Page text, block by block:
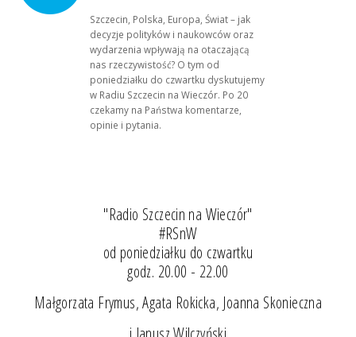
Szczecin, Polska, Europa, Świat – jak
decyzje polityków i naukowców oraz
wydarzenia wpływają na otaczającą
nas rzeczywistość? O tym od
poniedziałku do czwartku dyskutujemy
w Radiu Szczecin na Wieczór. Po 20
czekamy na Państwa komentarze,
opinie i pytania.
"Radio Szczecin na Wieczór"
#RSnW
od poniedziałku do czwartku
godz. 20.00 - 22.00
Małgorzata Frymus, Agata Rokicka, Joanna Skonieczna